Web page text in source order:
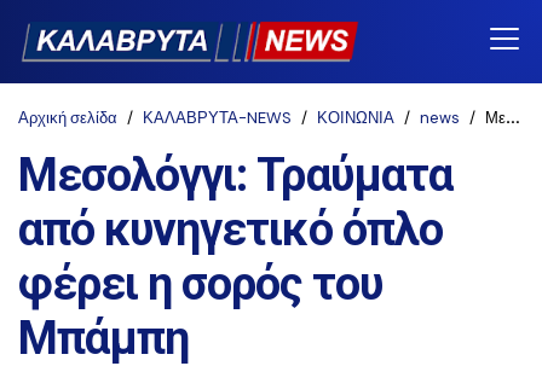
Αρχική σελίδα ΚΑΛΑΒΡΥΤΑ-NEWS ΚΟΙΝΩΝΙΑ news Μεσολόγγι: Τραύματα από κυνηγετικό όπλο φέρει η σορός του Μπάμπη
Μεσολόγγι: Τραύματα
από κυνηγετικό όπλο
φέρει η σορός του
Μπάμπη